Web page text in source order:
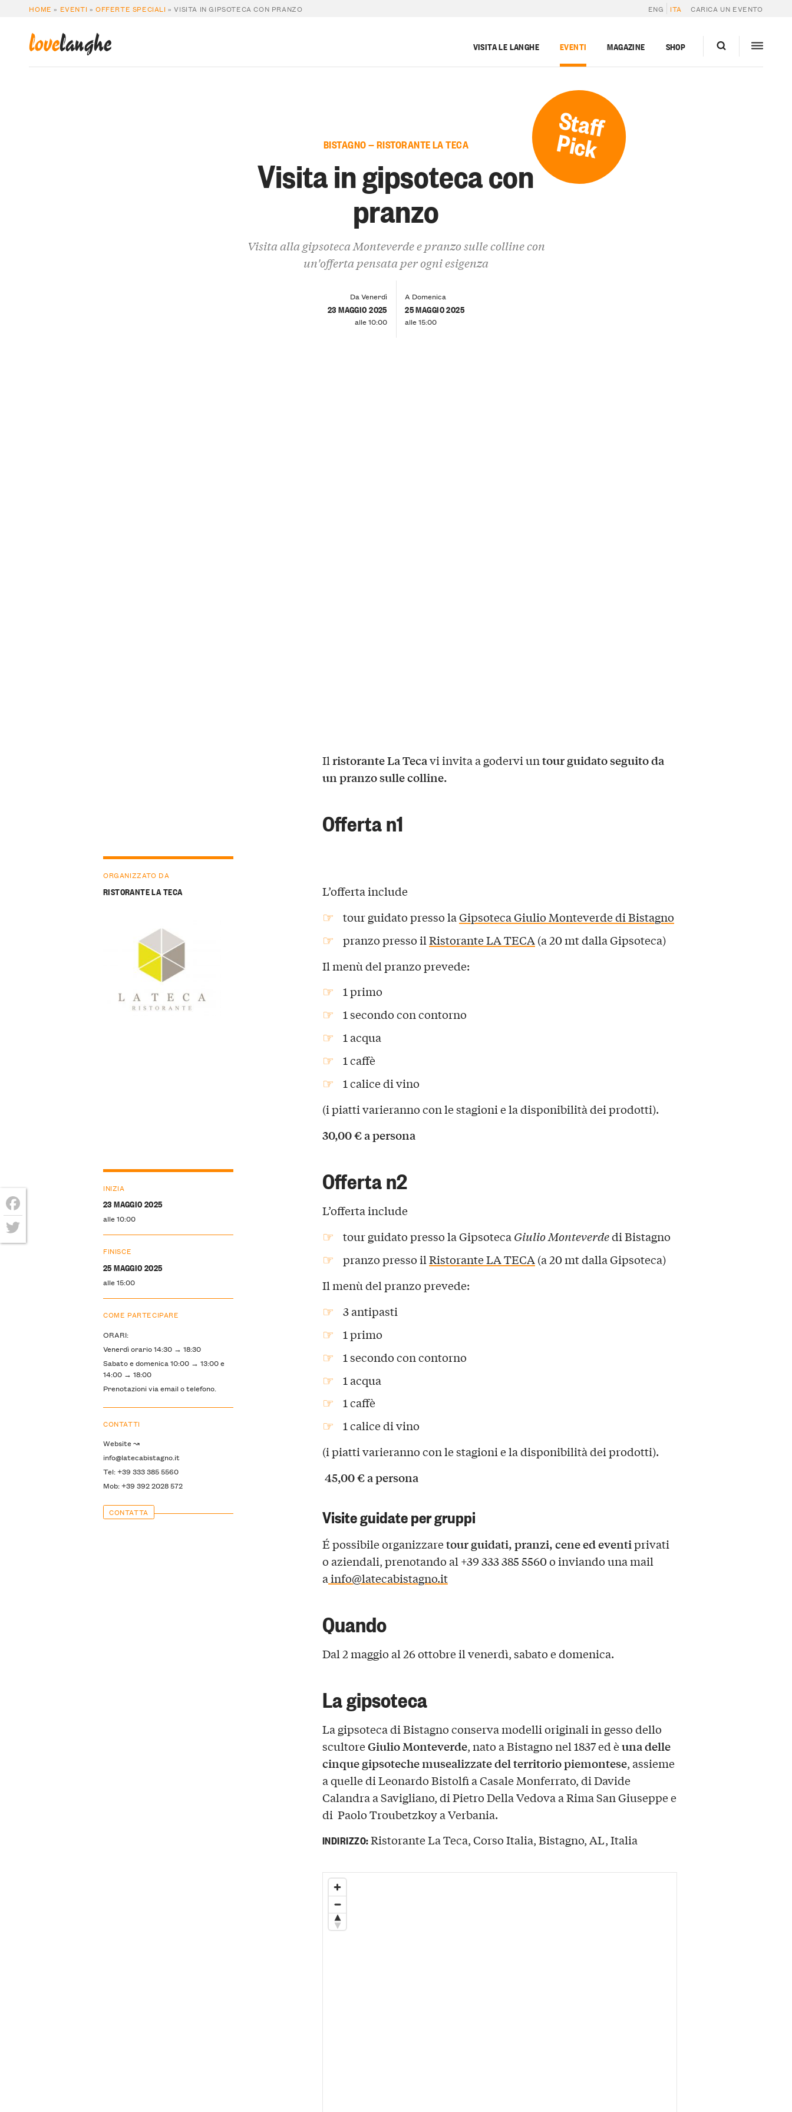
HOME » EVENTI »OFFERTE SPECIALI »VISITA IN GIPSOTECA CON PRANZO ENG ITA CARICA UN EVENTO
lovelanghe VISITA LE LANGHE EVENTI MAGAZINE SHOP
Staff
Pick
BISTAGNO — RISTORANTE LA TECA
Visita in gipsoteca con
pranzo
Visita alla gipsoteca Monteverde e pranzo sulle colline con
un'offerta pensata per ogni esigenza
Da Venerdì
23 MAGGIO 2025
alle 10:00
A Domenica
25 MAGGIO 2025
alle 15:00
Ilristorante La Tecavi invita a godervi untour guidato seguito da
un pranzo sulle colline.
Offerta n1
L’offerta include
tour guidato presso laGipsoteca Giulio Monteverde di Bistagno
pranzo presso ilRistorante LA TECA (a 20 mt dalla Gipsoteca)
Il menù del pranzo prevede:
1 primo
1 secondo con contorno
1 acqua
1 caffè
1 calice di vino
(i piatti varieranno con le stagioni e la disponibilità dei prodotti).
30,00 € a persona
Offerta n2
L’offerta include
tour guidato presso la Gipsoteca Giulio Monteverdedi Bistagno
pranzo presso ilRistorante LA TECA (a 20 mt dalla Gipsoteca)
Il menù del pranzo prevede:
3 antipasti
1 primo
1 secondo con contorno
1 acqua
1 caffè
1 calice di vino
(i piatti varieranno con le stagioni e la disponibilità dei prodotti).
45,00 € a persona
Visite guidate per gruppi
É possibile organizzaretour guidati, pranzi, cene ed eventiprivati
o aziendali, prenotando al +39 333 385 5560 o inviando una mail
ainfo@latecabistagno.it
Quando
Dal 2 maggio al 26 ottobre il venerdì, sabato e domenica.
La gipsoteca
La gipsoteca di Bistagno conserva modelli originali in gesso dello
scultoreGiulio Monteverde, nato a Bistagno nel 1837 ed èuna delle
cinque gipsoteche musealizzate del territorio piemontese, assieme
a quelle di Leonardo Bistolfi a Casale Monferrato, di Davide
Calandra a Savigliano, di Pietro Della Vedova a Rima San Giuseppe e
di Paolo Troubetzkoy a Verbania.
ORGANIZZATO DA
RISTORANTE LA TECA
INIZIA
23 MAGGIO 2025
alle 10:00
FINISCE
25 MAGGIO 2025
alle 15:00
COME PARTECIPARE
ORARI:
Venerdì orario 14:30 → 18:30
Sabato e domenica 10:00 → 13:00 e
14:00 → 18:00
Prenotazioni via email o telefono.
CONTATTI
Website ↝
info@latecabistagno.it
Tel: +39 333 385 5560
Mob: +39 392 2028 572
CONTATTA
INDIRIZZO:Ristorante La Teca, Corso Italia, Bistagno, AL, Italia
Facebook
Twitter